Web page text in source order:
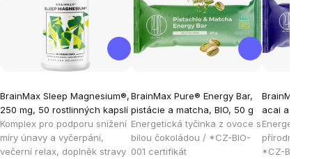
BrainMax Sleep Magnesium®,
250 mg, 50 rostlinných kapslí
Komplex pro podporu snížení
míry únavy a vyčerpání,
večerní relax, doplněk stravy
BrainMax Pure® Energy Bar,
pistácie a matcha, BIO, 50 g
Energetická tyčinka z ovoce s
bílou čokoládou / *CZ-BIO-
001 certifikát
BrainMax
acai a
přírodními
*CZ-BIO-